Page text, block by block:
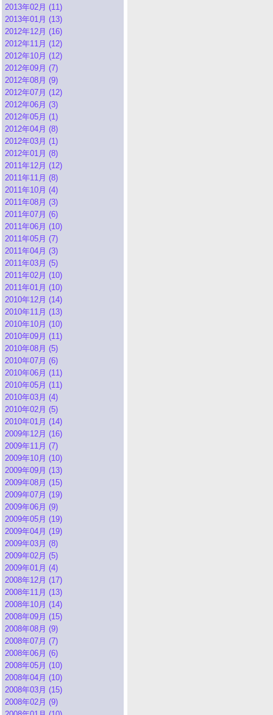
2013年02月 (11)
2013年01月 (13)
2012年12月 (16)
2012年11月 (12)
2012年10月 (12)
2012年09月 (7)
2012年08月 (9)
2012年07月 (12)
2012年06月 (3)
2012年05月 (1)
2012年04月 (8)
2012年03月 (1)
2012年01月 (8)
2011年12月 (12)
2011年11月 (8)
2011年10月 (4)
2011年08月 (3)
2011年07月 (6)
2011年06月 (10)
2011年05月 (7)
2011年04月 (3)
2011年03月 (5)
2011年02月 (10)
2011年01月 (10)
2010年12月 (14)
2010年11月 (13)
2010年10月 (10)
2010年09月 (11)
2010年08月 (5)
2010年07月 (6)
2010年06月 (11)
2010年05月 (11)
2010年03月 (4)
2010年02月 (5)
2010年01月 (14)
2009年12月 (16)
2009年11月 (7)
2009年10月 (10)
2009年09月 (13)
2009年08月 (15)
2009年07月 (19)
2009年06月 (9)
2009年05月 (19)
2009年04月 (19)
2009年03月 (8)
2009年02月 (5)
2009年01月 (4)
2008年12月 (17)
2008年11月 (13)
2008年10月 (14)
2008年09月 (15)
2008年08月 (9)
2008年07月 (7)
2008年06月 (6)
2008年05月 (10)
2008年04月 (10)
2008年03月 (15)
2008年02月 (9)